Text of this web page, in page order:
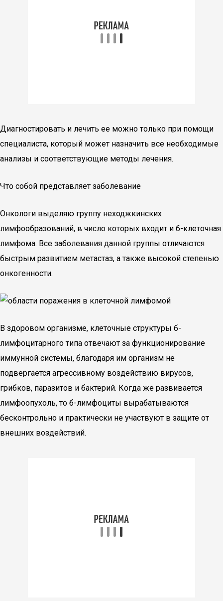
Диагностировать и лечить ее можно только при помощи
специалиста, который может назначить все необходимые
анализы и соответствующие методы лечения.
Что собой представляет заболевание
Онкологи выделяю группу неходжкинских
лимфообразований, в число которых входит и б-клеточная
лимфома. Все заболевания данной группы отличаются
быстрым развитием метастаз, а также высокой степенью
онкогенности.
В здоровом организме, клеточные структуры б-
лимфоцитарного типа отвечают за функционирование
иммунной системы, благодаря им организм не
подвергается агрессивному воздействию вирусов,
грибков, паразитов и бактерий. Когда же развивается
лимфоопухоль, то б-лимфоциты вырабатываются
бесконтрольно и практически не участвуют в защите от
внешних воздействий.